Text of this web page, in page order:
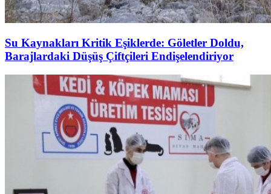
Su Kaynakları Kritik Eşiklerde: Göletler Doldu,
Barajlardaki Düşüş Çiftçileri Endişelendiriyor